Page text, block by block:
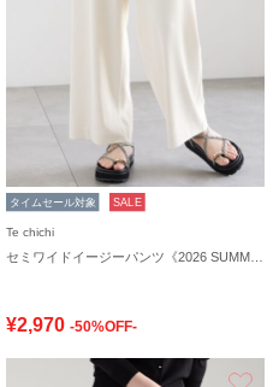
タイムセール対象 SALE
Te chichi
¥2,970 -50%OFF-